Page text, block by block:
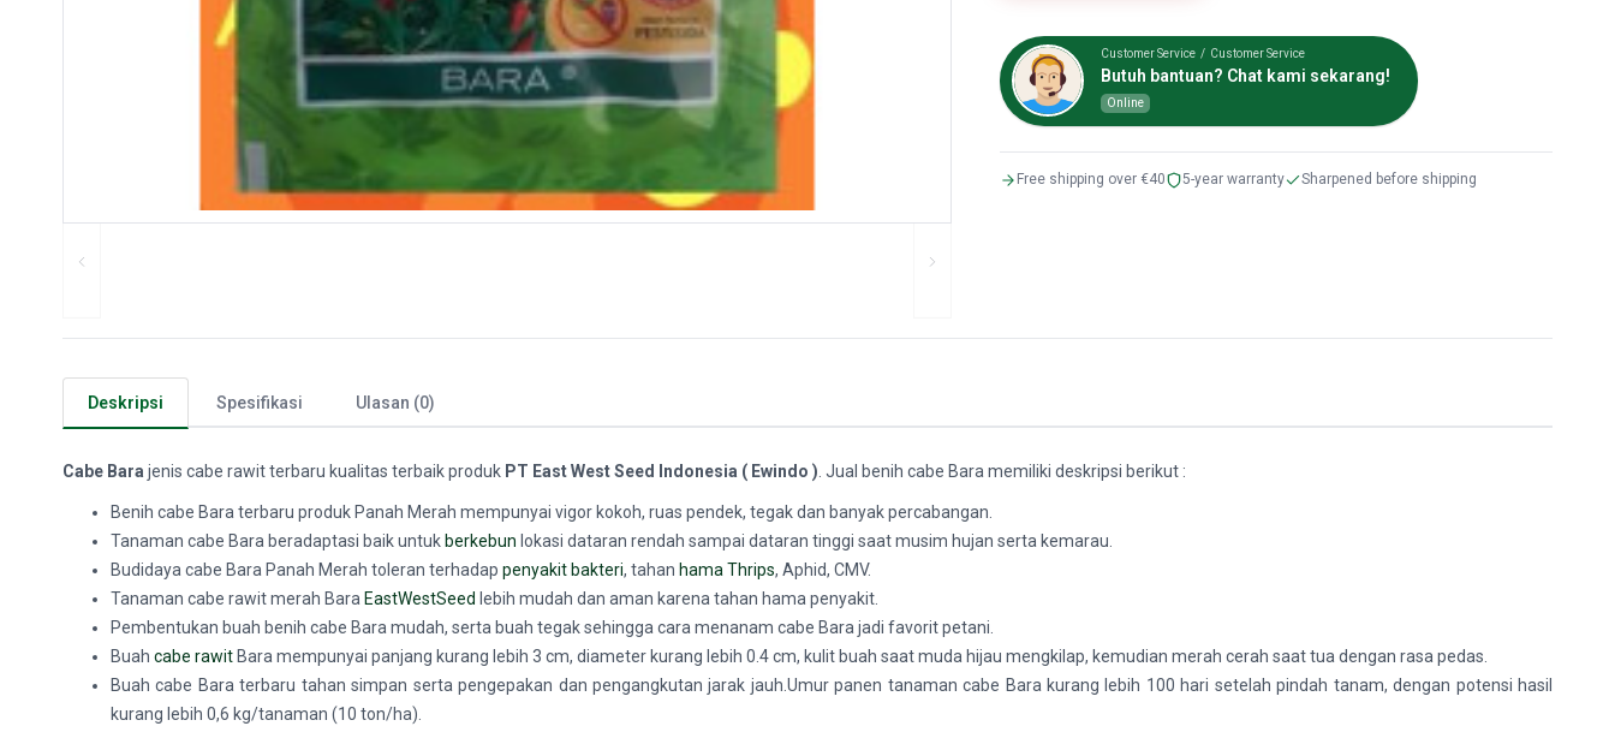
Customer Service / Customer Service
Butuh bantuan? Chat kami sekarang!
Online
Free shipping over €40 5-year warranty Sharpened before shipping
Deskripsi Spesifikasi Ulasan (0)
Cabe Bara jenis cabe rawit terbaru kualitas terbaik produk PT East West Seed Indonesia ( Ewindo ) . Jual benih cabe Bara memiliki deskripsi berikut :
Benih cabe Bara terbaru produk Panah Merah mempunyai vigor kokoh, ruas pendek, tegak dan banyak percabangan.
Tanaman cabe Bara beradaptasi baik untuk berkebun lokasi dataran rendah sampai dataran tinggi saat musim hujan serta kemarau.
Budidaya cabe Bara Panah Merah toleran terhadap penyakit bakteri, tahan hama Thrips, Aphid, CMV.
Tanaman cabe rawit merah Bara EastWestSeed lebih mudah dan aman karena tahan hama penyakit.
Pembentukan buah benih cabe Bara mudah, serta buah tegak sehingga cara menanam cabe Bara jadi favorit petani.
Buah cabe rawit Bara mempunyai panjang kurang lebih 3 cm, diameter kurang lebih 0.4 cm, kulit buah saat muda hijau mengkilap, kemudian merah cerah saat tua dengan rasa pedas.
Buah cabe Bara terbaru tahan simpan serta pengepakan dan pengangkutan jarak jauh.Umur panen tanaman cabe Bara kurang lebih 100 hari setelah pindah tanam, dengan potensi hasil
kurang lebih 0,6 kg/tanaman (10 ton/ha).